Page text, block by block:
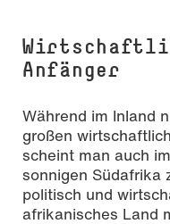
Anfänger
Während im Inland
großen
scheint man auch
sonnigen Südafrika
politisch und
afrikanisches Land